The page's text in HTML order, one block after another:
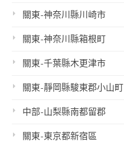
關東-神奈川縣川崎市
關東-神奈川縣箱根町
關東-千葉縣木更津市
關東-靜岡縣駿東郡小山町
中部-山梨縣南都留郡
關東-東京都新宿區